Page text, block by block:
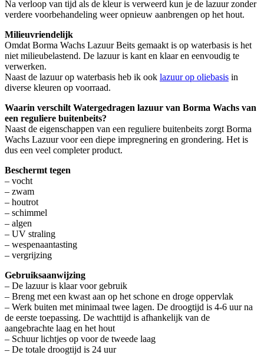
Na verloop van tijd als de kleur is verweerd kun je de lazuur zonder
verdere voorbehandeling weer opnieuw aanbrengen op het hout.
Milieuvriendelijk
Omdat Borma Wachs Lazuur Beits gemaakt is op waterbasis is het
niet milieubelastend. De lazuur is kant en klaar en eenvoudig te
verwerken.
Naast de lazuur op waterbasis heb ik ook lazuur op oliebasis in
diverse kleuren op voorraad.
Waarin verschilt Watergedragen lazuur van Borma Wachs van
een reguliere buitenbeits?
Naast de eigenschappen van een reguliere buitenbeits zorgt Borma
Wachs Lazuur voor een diepe impregnering en grondering. Het is
dus een veel completer product.
Beschermt tegen
– vocht
– zwam
– houtrot
– schimmel
– algen
– UV straling
– wespenaantasting
– vergrijzing
Gebruiksaanwijzing
– De lazuur is klaar voor gebruik
– Breng met een kwast aan op het schone en droge oppervlak
– Werk buiten met minimaal twee lagen. De droogtijd is 4-6 uur na
de eerste toepassing. De wachttijd is afhankelijk van de
aangebrachte laag en het hout
– Schuur lichtjes op voor de tweede laag
– De totale droogtijd is 24 uur